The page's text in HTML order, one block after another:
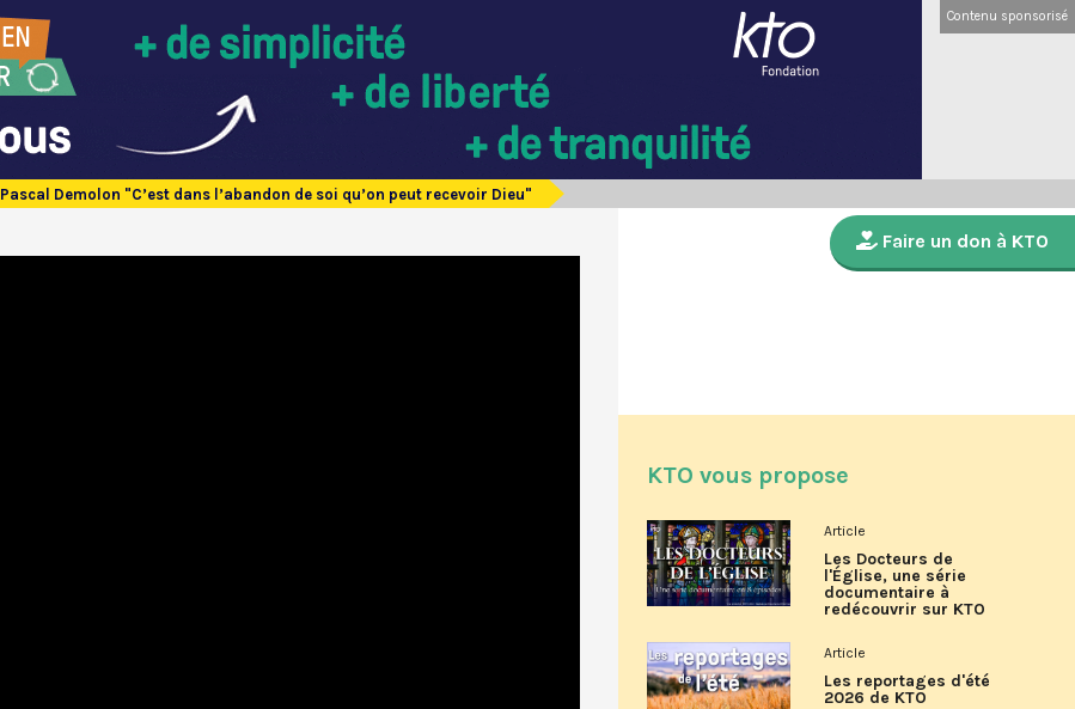
Contenu sponsorisé
Pascal Demolon "C’est dans l’abandon de soi qu’on peut recevoir Dieu"
Faire un don à KTO
KTO vous propose
Article
Les Docteurs de
l'Église, une série
documentaire à
redécouvrir sur KTO
Article
Les reportages d'été
2026 de KTO